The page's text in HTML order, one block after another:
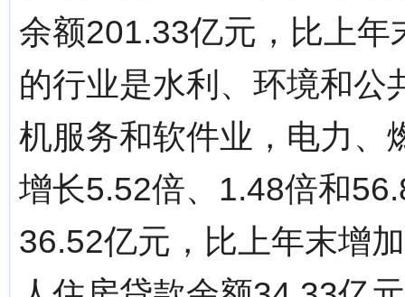
余额201.33亿元，比上
的行业是水利、环境和公
机服务和软件业，电力、
增长5.52倍、1.48倍和
36.52亿元，比上年末增